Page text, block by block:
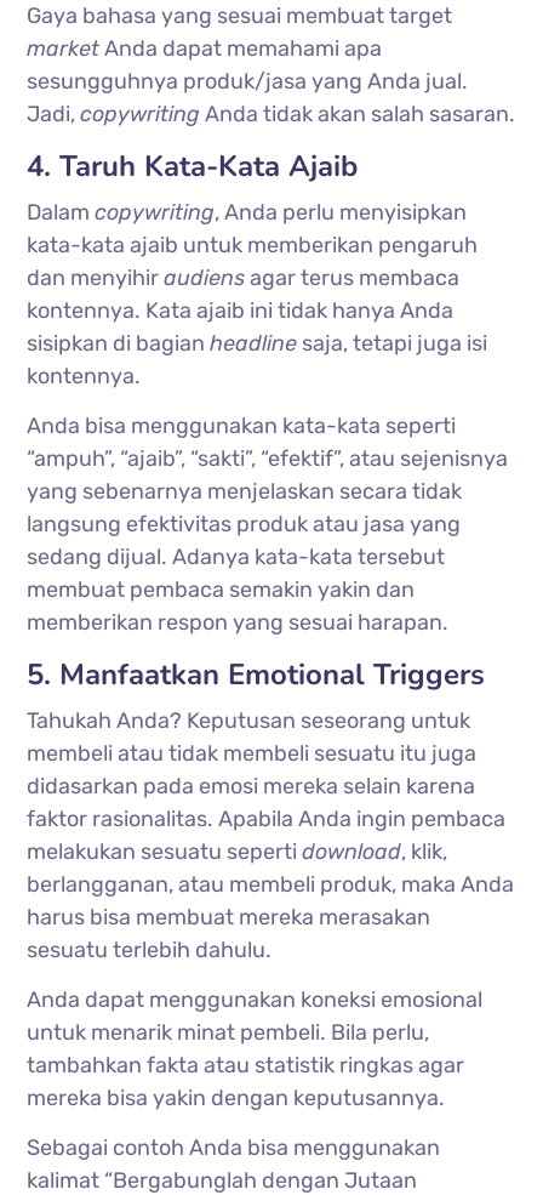
Gaya bahasa yang sesuai membuat target
marketAnda dapat memahami apa
sesungguhnya produk/jasa yang Anda jual.
Jadi,copywriting Anda tidak akan salah sasaran.
4. Taruh Kata-Kata Ajaib
Dalamcopywriting, Anda perlu menyisipkan
kata-kata ajaib untuk memberikan pengaruh
dan menyihiraudiensagar terus membaca
kontennya. Kata ajaib ini tidak hanya Anda
sisipkan di bagianheadline saja, tetapi juga isi
kontennya.
Anda bisa menggunakan kata-kata seperti
“ampuh”, “ajaib”, “sakti”, “efektif”, atau sejenisnya
yang sebenarnya menjelaskan secara tidak
langsung efektivitas produk atau jasa yang
sedang dijual. Adanya kata-kata tersebut
membuat pembaca semakin yakin dan
memberikan respon yang sesuai harapan.
5. Manfaatkan Emotional Triggers
Tahukah Anda? Keputusan seseorang untuk
membeli atau tidak membeli sesuatu itu juga
didasarkan pada emosi mereka selain karena
faktor rasionalitas. Apabila Anda ingin pembaca
melakukan sesuatu sepertidownload, klik,
berlangganan, atau membeli produk, maka Anda
harus bisa membuat mereka merasakan
sesuatu terlebih dahulu.
Anda dapat menggunakan koneksi emosional
untuk menarik minat pembeli. Bila perlu,
tambahkan fakta atau statistik ringkas agar
mereka bisa yakin dengan keputusannya.
Sebagai contoh Anda bisa menggunakan
kalimat “Bergabunglah dengan Jutaan